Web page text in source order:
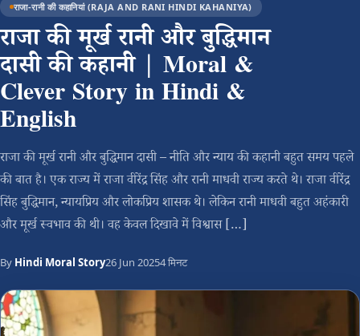
राजा-रानी की कहानियां (RAJA AND RANI HINDI KAHANIYA)
राजा की मूर्ख रानी और बुद्धिमान
दासी की कहानी | Moral &
Clever Story in Hindi &
English
राजा की मूर्ख रानी और बुद्धिमान दासी – नीति और न्याय की कहानी बहुत समय पहले
की बात है। एक राज्य में राजा वीरेंद्र सिंह और रानी माधवी राज्य करते थे। राजा वीरेंद्र
सिंह बुद्धिमान, न्यायप्रिय और लोकप्रिय शासक थे। लेकिन रानी माधवी बहुत अहंकारी
और मूर्ख स्वभाव की थी। वह केवल दिखावे में विश्वास […]
By Hindi Moral Story26 Jun 20254 मिनट